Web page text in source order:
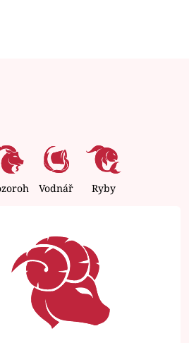
Vodnář Ryby